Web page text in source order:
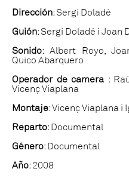
Dirección: Sergi Doladé
Guión: Sergi Doladé i Joan
Sonido: Albert Royo,
Quico Abarquero
Operador de camera :
Vicenç Viaplana
Montaje: Vicenç Viaplana i
Reparto: Documental
Género: Documental
Año: 2008